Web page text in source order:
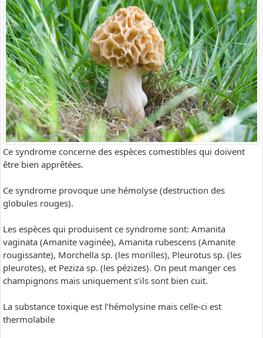
Ce syndrome concerne des espèces comestibles qui doivent
être bien apprêtées.
Ce syndrome provoque une hémolyse (destruction des
globules rouges).
Les espèces qui produisent ce syndrome sont: Amanita
vaginata (Amanite vaginée), Amanita rubescens (Amanite
rougissante), Morchella sp. (les morilles), Pleurotus sp. (les
pleurotes), et Peziza sp. (les pézizes). On peut manger ces
champignons mais uniquement s’ils sont bien cuit.
La substance toxique est l’hémolysine mais celle-ci est
thermolabile